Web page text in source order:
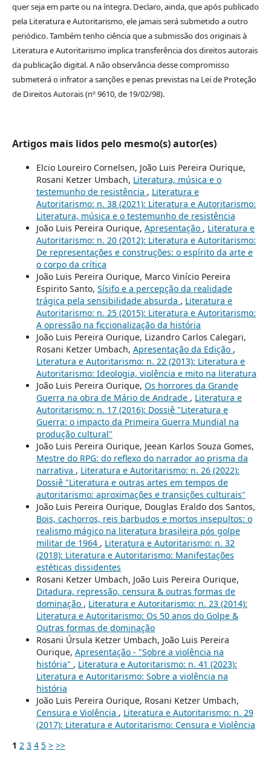
quer seja em parte ou na íntegra. Declaro, ainda, que após publicado
pela Literatura e Autoritarismo, ele jamais será submetido a outro
periódico. Também tenho ciência que a submissão dos originais à
Literatura e Autoritarismo implica transferência dos direitos autorais
da publicação digital. A não observância desse compromisso
submeterá o infrator a sanções e penas previstas na Lei de Proteção
de Direitos Autorais (nº 9610, de 19/02/98).
Artigos mais lidos pelo mesmo(s) autor(es)
Elcio Loureiro Cornelsen, João Luis Pereira Ourique,
Rosani Ketzer Umbach, Literatura, música e o
testemunho de resistência , Literatura e
Autoritarismo: n. 38 (2021): Literatura e Autoritarismo:
Literatura, música e o testemunho de resistência
João Luis Pereira Ourique, Apresentação , Literatura e
Autoritarismo: n. 20 (2012): Literatura e Autoritarismo:
De representações e construções: o espírito da arte e
o corpo da crítica
João Luis Pereira Ourique, Marco Vinício Pereira
Espirito Santo, Sísifo e a percepção da realidade
trágica pela sensibilidade absurda , Literatura e
Autoritarismo: n. 25 (2015): Literatura e Autoritarismo:
A opressão na ficcionalização da história
João Luis Pereira Ourique, Lizandro Carlos Calegari,
Rosani Ketzer Umbach, Apresentação da Edição ,
Literatura e Autoritarismo: n. 22 (2013): Literatura e
Autoritarismo: Ideologia, violência e mito na literatura
João Luis Pereira Ourique, Os horrores da Grande
Guerra na obra de Mário de Andrade , Literatura e
Autoritarismo: n. 17 (2016): Dossiê "Literatura e
Guerra: o impacto da Primeira Guerra Mundial na
produção cultural"
João Luis Pereira Ourique, Jeean Karlos Souza Gomes,
Mestre do RPG: do reflexo do narrador ao prisma da
narrativa , Literatura e Autoritarismo: n. 26 (2022):
Dossiê "Literatura e outras artes em tempos de
autoritarismo: aproximações e transições culturais"
João Luis Pereira Ourique, Douglas Eraldo dos Santos,
Bois, cachorros, reis barbudos e mortos insepultos: o
realismo mágico na literatura brasileira pós golpe
militar de 1964 , Literatura e Autoritarismo: n. 32
(2018): Literatura e Autoritarismo: Manifestações
estéticas dissidentes
Rosani Ketzer Umbach, João Luis Pereira Ourique,
Ditadura, repressão, censura & outras formas de
dominação , Literatura e Autoritarismo: n. 23 (2014):
Literatura e Autoritarismo: Os 50 anos do Golpe &
Outras formas de dominação
Rosani Úrsula Ketzer Umbach, João Luis Pereira
Ourique, Apresentação - "Sobre a violência na
história" , Literatura e Autoritarismo: n. 41 (2023):
Literatura e Autoritarismo: Sobre a violência na
história
João Luis Pereira Ourique, Rosani Ketzer Umbach,
Censura e Violência , Literatura e Autoritarismo: n. 29
(2017): Literatura e Autoritarismo: Censura e Violência
1 2 3 4 5 > >>